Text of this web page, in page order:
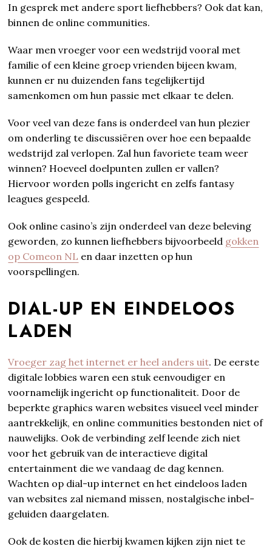
In gesprek met andere sport liefhebbers? Ook dat kan,
binnen de online communities.
Waar men vroeger voor een wedstrijd vooral met
familie of een kleine groep vrienden bijeen kwam,
kunnen er nu duizenden fans tegelijkertijd
samenkomen om hun passie met elkaar te delen.
Voor veel van deze fans is onderdeel van hun plezier
om onderling te discussiëren over hoe een bepaalde
wedstrijd zal verlopen. Zal hun favoriete team weer
winnen? Hoeveel doelpunten zullen er vallen?
Hiervoor worden polls ingericht en zelfs fantasy
leagues gespeeld.
Ook online casino’s zijn onderdeel van deze beleving
geworden, zo kunnen liefhebbers bijvoorbeeld gokken
op Comeon NL en daar inzetten op hun
voorspellingen.
DIAL-UP EN EINDELOOS
LADEN
Vroeger zag het internet er heel anders uit. De eerste
digitale lobbies waren een stuk eenvoudiger en
voornamelijk ingericht op functionaliteit. Door de
beperkte graphics waren websites visueel veel minder
aantrekkelijk, en online communities bestonden niet of
nauwelijks. Ook de verbinding zelf leende zich niet
voor het gebruik van de interactieve digital
entertainment die we vandaag de dag kennen.
Wachten op dial-up internet en het eindeloos laden
van websites zal niemand missen, nostalgische inbel-
geluiden daargelaten.
Ook de kosten die hierbij kwamen kijken zijn niet te